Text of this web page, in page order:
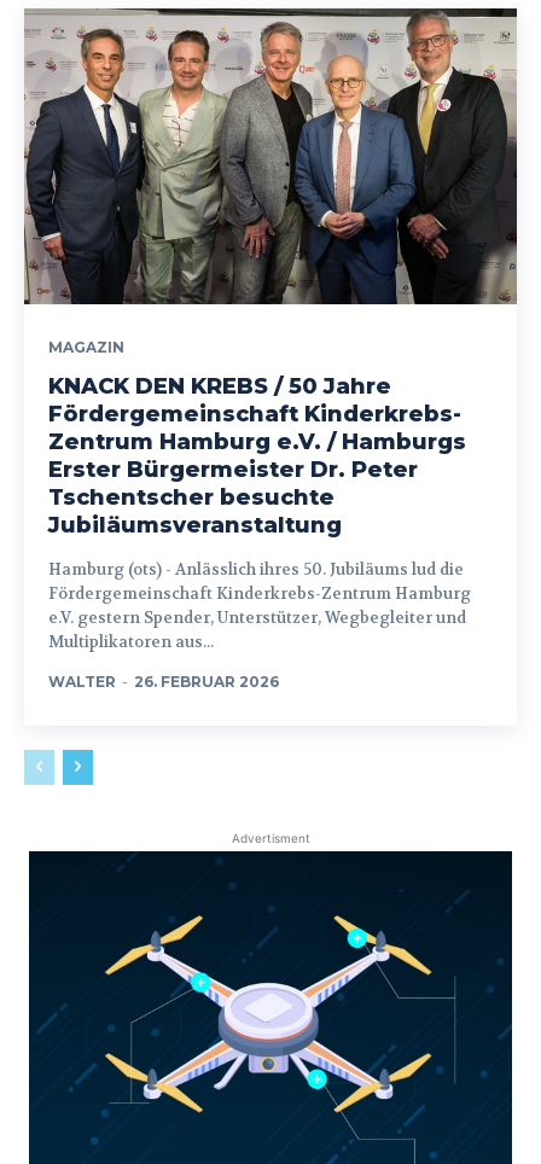
MAGAZIN
KNACK DEN KREBS / 50 Jahre
Fördergemeinschaft Kinderkrebs-
Zentrum Hamburg e.V. / Hamburgs
Erster Bürgermeister Dr. Peter
Tschentscher besuchte
Jubiläumsveranstaltung
Hamburg (ots) - Anlässlich ihres 50. Jubiläums lud die
Fördergemeinschaft Kinderkrebs-Zentrum Hamburg
e.V. gestern Spender, Unterstützer, Wegbegleiter und
Multiplikatoren aus...
WALTER - 26. FEBRUAR 2026
Advertisment